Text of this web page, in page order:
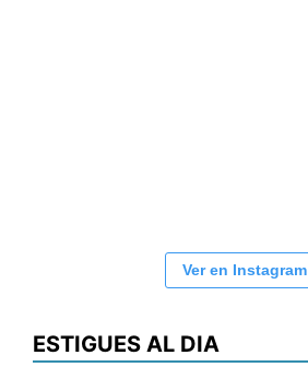
Ver en Instagram
ESTIGUES AL DIA